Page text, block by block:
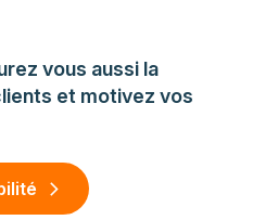
vous aussi la
et motivez vos